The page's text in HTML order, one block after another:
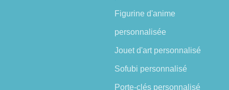
Figurine d'anime
personnalisée
Jouet d'art personnalisé
Sofubi personnalisé
Porte-clés personnalisé